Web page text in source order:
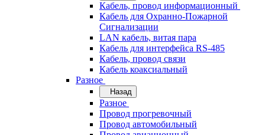
Кабель, провод информационный
Кабель для Охранно-Пожарной
Сигнализации
LAN кабель, витая пара
Кабель для интерфейса RS-485
Кабель, провод связи
Кабель коаксиальный
Разное
Назад
Разное
Провод прогревочный
Провод автомобильный